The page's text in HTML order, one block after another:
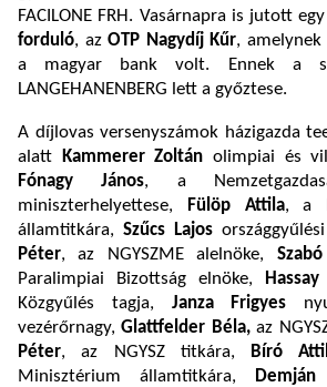
FACILONE FRH. Vasárnapra is jutott
forduló, azOTP Nagydíj Kűr,
a magyar bank volt. Ennek a
LANGEHANENBERG lett a győztese.
A díjlovas versenyszámok házigazda
alatt
Kammerer Zoltán olimpiai és
Fónagy János, a
miniszterhelyettese,
Fülöp Attila, a
államtitkára, Szűcs Lajos
Péter, az NGYSZME alelnöke,
Paralimpiai Bizottság elnöke,
Közgyűlés tagja, Janza Frigyes
vezérőrnagy,Glattfelder Béla,az
Péter, az NGYSZ titkára, Bíró
Minisztérium államtitkára, Demján